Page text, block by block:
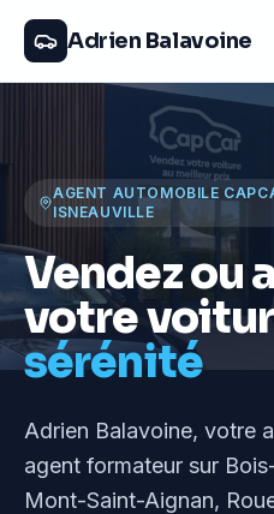
Adrien Balavoine
AGENT AUTOMOBILE
ISNEAUVILLE
Vendez ou
votre
sérénité
Adrien Balavoine, votre
agent formateur sur
Mont-Saint-Aignan,